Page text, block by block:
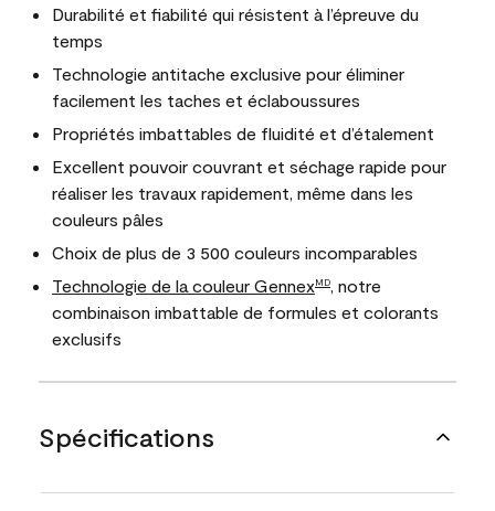
Durabilité et fiabilité qui résistent à l’épreuve du
temps
Technologie antitache exclusive pour éliminer
facilement les taches et éclaboussures
Propriétés imbattables de fluidité et d’étalement
Excellent pouvoir couvrant et séchage rapide pour
réaliser les travaux rapidement, même dans les
couleurs pâles
Choix de plus de 3 500 couleurs incomparables
Technologie de la couleur GennexMD
, notre
combinaison imbattable de formules et colorants
exclusifs
Spécifications